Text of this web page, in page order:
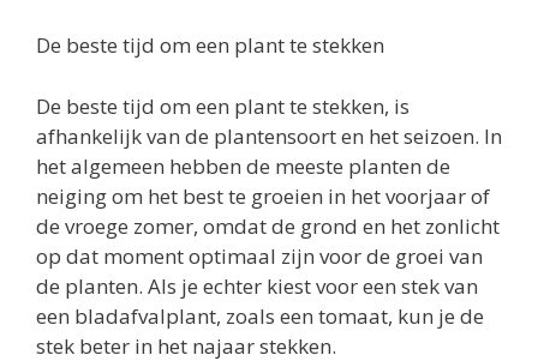
De beste tijd om een plant te stekken
De beste tijd om een plant te stekken, is
afhankelijk van de plantensoort en het seizoen. In
het algemeen hebben de meeste planten de
neiging om het best te groeien in het voorjaar of
de vroege zomer, omdat de grond en het zonlicht
op dat moment optimaal zijn voor de groei van
de planten. Als je echter kiest voor een stek van
een bladafvalplant, zoals een tomaat, kun je de
stek beter in het najaar stekken.